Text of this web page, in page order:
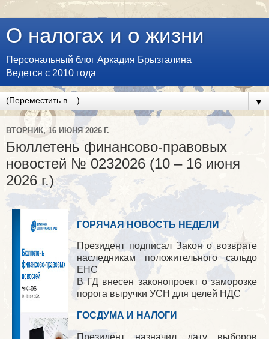
О налогах и о жизни
Персональный блог Аркадия Брызгалина
Ведется с 2010 года
▼
ВТОРНИК, 16 ИЮНЯ 2026 Г.
Бюллетень финансово-правовых
новостей № 0232026 (10 – 16 июня
2026 г.)
ГОРЯЧАЯ НОВОСТЬ НЕДЕЛИ
Президент подписал Закон о возврате
наследникам положительного сальдо
ЕНС
В ГД внесен законопроект о заморозке
порога выручки УСН для целей НДС
ГОСДУМА И НАЛОГИ
Президент назначил дату выборов